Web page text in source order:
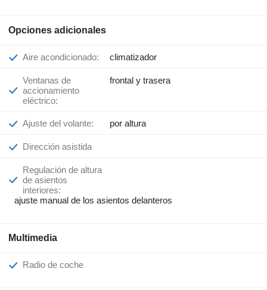
Opciones adicionales
Aire acondicionado: climatizador
Ventanas de
accionamiento
eléctrico:
frontal y trasera
Ajuste del volante: por altura
Dirección asistida
Regulación de altura
de asientos
interiores:
ajuste manual de los asientos delanteros
Multimedia
Radio de coche